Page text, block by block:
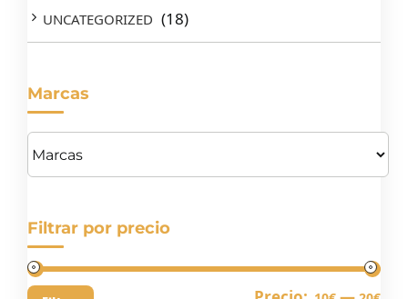
UNCATEGORIZED (18)
Marcas
Filtrar por precio